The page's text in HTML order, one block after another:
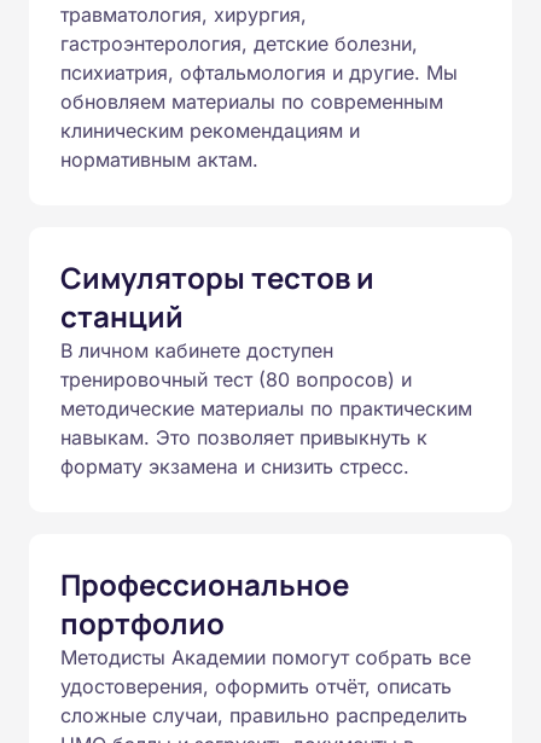
травматология, хирургия,
гастроэнтерология, детские болезни,
психиатрия, офтальмология и другие. Мы
обновляем материалы по современным
клиническим рекомендациям и
нормативным актам.
Симуляторы тестов и
станций
В личном кабинете доступен
тренировочный тест (80 вопросов) и
методические материалы по практическим
навыкам. Это позволяет привыкнуть к
формату экзамена и снизить стресс.
Профессиональное
портфолио
Методисты Академии помогут собрать все
удостоверения, оформить отчёт, описать
сложные случаи, правильно распределить